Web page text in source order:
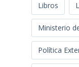
Libros
Ministerio
Política